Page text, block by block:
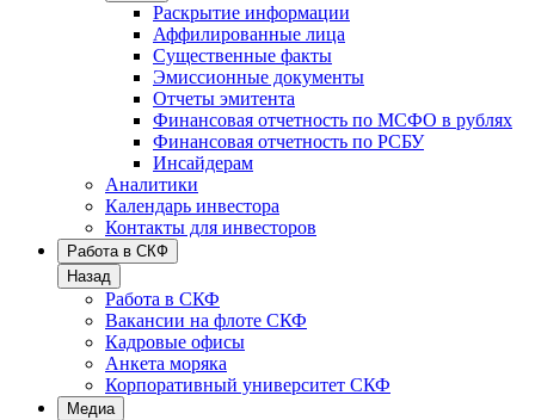
Раскрытие информации
Аффилированные лица
Существенные факты
Эмиссионные документы
Отчеты эмитента
Финансовая отчетность по МСФО в рублях
Финансовая отчетность по РСБУ
Инсайдерам
Аналитики
Календарь инвестора
Контакты для инвесторов
Работа в СКФ
Назад
Работа в СКФ
Вакансии на флоте СКФ
Кадровые офисы
Анкета моряка
Корпоративный университет СКФ
Медиа